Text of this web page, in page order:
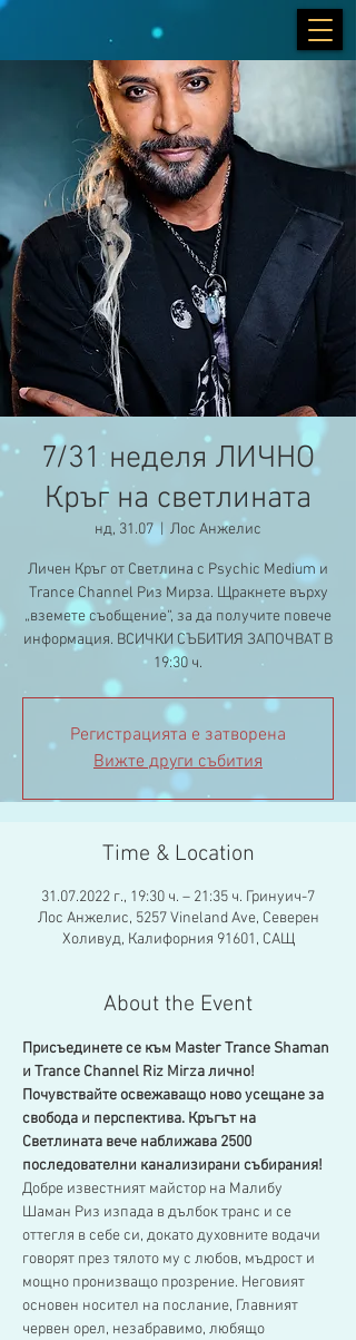
7/31 неделя ЛИЧНО
Кръг на светлината
нд, 31.07
  |
Лос Анжелис
Личен Кръг от Светлина с Psychic Medium и
Trance Channel Риз Мирза. Щракнете върху
„вземете съобщение“, за да получите повече
информация. ВСИЧКИ СЪБИТИЯ ЗАПОЧВАТ В
19:30 ч.
Регистрацията е затворена
Вижте други събития
Time & Location
31.07.2022 г., 19:30 ч. – 21:35 ч. Гринуич-7
Лос Анжелис, 5257 Vineland Ave, Северен
Холивуд, Калифорния 91601, САЩ
About the Event
Присъединете се към Master Trance Shaman
и Trance Channel Riz Mirza лично!
Почувствайте освежаващо ново усещане за
свобода и перспектива. Кръгът на
Светлината вече наближава 2500
последователни канализирани събирания!
Добре известният майстор на Малибу
Шаман Риз изпада в дълбок транс и се
оттегля в себе си, докато духовните водачи
говорят през тялото му с любов, мъдрост и
мощно пронизващо прозрение. Неговият
основен носител на послание, Главният
червен орел, незабравимо, любящо